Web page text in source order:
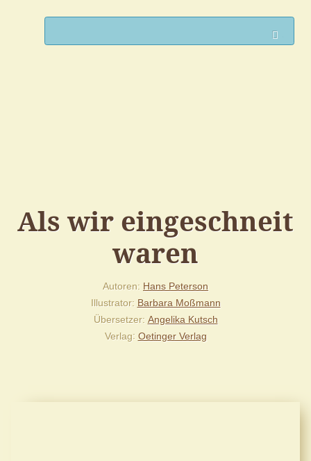
Als wir eingeschneit
waren
Autoren Hans Peterson
Illustrator Barbara Moßmann
Übersetzer Angelika Kutsch
Verlag Oetinger Verlag